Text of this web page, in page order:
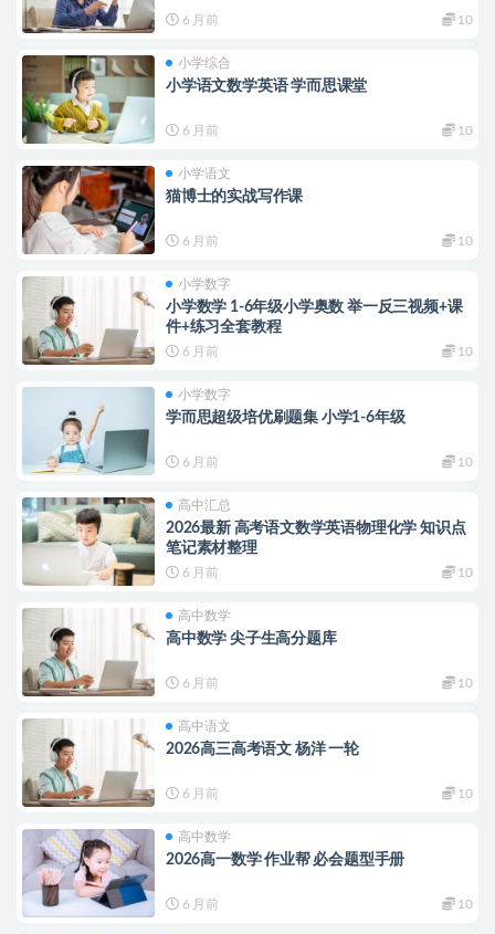
6 月前 10
小学综合
小学语文数学英语 学而思课堂
6 月前 10
小学语文
猫博士的实战写作课
6 月前 10
小学数字
小学数学 1-6年级小学奥数 举一反三视频+课
件+练习全套教程
6 月前 10
小学数字
学而思超级培优刷题集 小学1-6年级
6 月前 10
高中汇总
2026最新 高考语文数学英语物理化学 知识点
笔记素材整理
6 月前 10
高中数学
高中数学 尖子生高分题库
6 月前 10
高中语文
2026高三高考语文 杨洋 一轮
6 月前 10
高中数学
2026高一数学 作业帮 必会题型手册
6 月前 10